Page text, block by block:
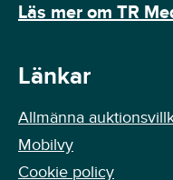
Läs mer om TR
Länkar
Allmänna
Mobilvy
Cookie policy